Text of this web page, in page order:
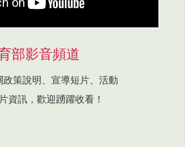
部影音頻道
政策說明、宣導短片、活動
資訊，歡迎踴躍收看！